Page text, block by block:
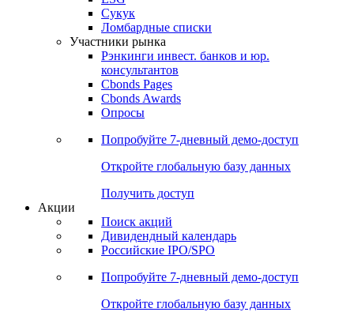
Кривые доходности
Best bid/ask
ЦФА
ESG
Сукук
Ломбардные списки
Участники рынка
Рэнкинги инвест. банков и юр.
Cbonds Pages
Опросы
Попробуйте7-дневный
Откройте глобальную базу данных
Получить доступ
Поиск акций
Российские IPO/SPO